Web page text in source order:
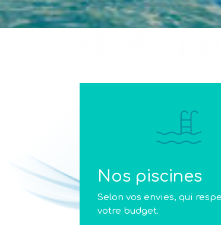
Nos piscines
Selon vos envies, qui
votre budget.